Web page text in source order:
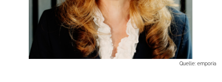
Quelle: emporia